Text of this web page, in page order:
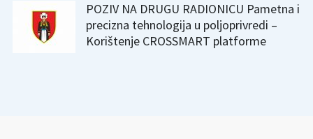
POZIV NA DRUGU RADIONICU Pametna i
precizna tehnologija u poljoprivredi –
Korištenje CROSSMART platforme